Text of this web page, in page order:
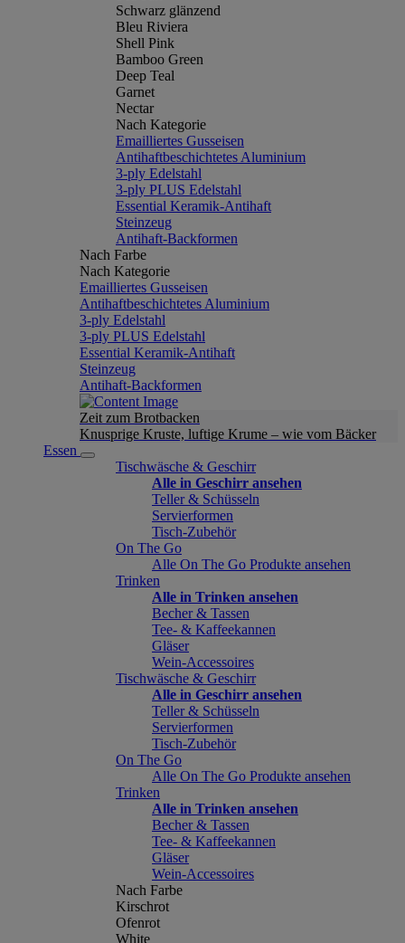
Schwarz glänzend
Bleu Riviera
Shell Pink
Bamboo Green
Deep Teal
Garnet
Nectar
Nach Kategorie
Emailliertes Gusseisen
Antihaftbeschichtetes Aluminium
3-ply Edelstahl
3-ply PLUS Edelstahl
Essential Keramik-Antihaft
Steinzeug
Antihaft-Backformen
Nach Farbe
Nach Kategorie
Emailliertes Gusseisen
Antihaftbeschichtetes Aluminium
3-ply Edelstahl
3-ply PLUS Edelstahl
Essential Keramik-Antihaft
Steinzeug
Antihaft-Backformen
Zeit zum Brotbacken
Knusprige Kruste, luftige Krume – wie vom Bäcker
Essen
Tischwäsche & Geschirr
Alle in Geschirr ansehen
Teller & Schüsseln
Servierformen
Tisch-Zubehör
On The Go
Alle On The Go Produkte ansehen
Trinken
Alle in Trinken ansehen
Becher & Tassen
Tee- & Kaffeekannen
Gläser
Wein-Accessoires
Tischwäsche & Geschirr
Alle in Geschirr ansehen
Teller & Schüsseln
Servierformen
Tisch-Zubehör
On The Go
Alle On The Go Produkte ansehen
Trinken
Alle in Trinken ansehen
Becher & Tassen
Tee- & Kaffeekannen
Gläser
Wein-Accessoires
Nach Farbe
Kirschrot
Ofenrot
White